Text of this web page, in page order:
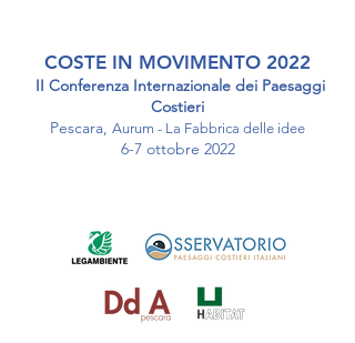
COSTE IN MOVIMENTO 2022
II Conferenza Internazionale dei Paesaggi
Costieri
Pescara, Aurum - La Fabbrica delle idee
6-7 ottobre 2022